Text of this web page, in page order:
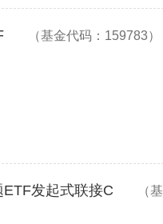
（基金代码：159783）
发起式联接C （